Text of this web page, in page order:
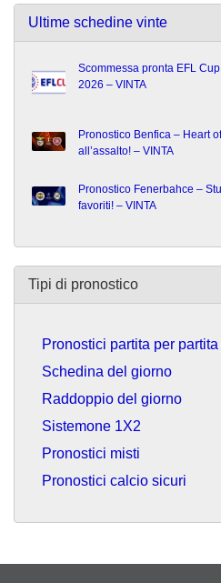
Ultime schedine vinte
Scommessa pronta EFL
2026 – VINTA
Pronostico Benfica – Heart
all’assalto! – VINTA
Pronostico Fenerbahce –
favoriti! – VINTA
Tipi di pronostico
Pronostici partita per partita
Schedina del giorno
Raddoppio del giorno
Sistemone 1X2
Pronostici misti
Pronostici calcio sicuri